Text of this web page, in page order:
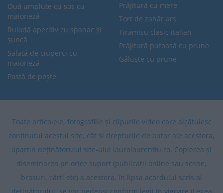
Ouă umplute cu sos cu
maioneză
Ruladă aperitiv cu spanac și
șuncă
Salată de ciuperci cu
maioneză
Pastă de pește
Prăjitură cu mere
Tort de zahăr ars
Tiramisu clasic italian
Prăjitură pufoasă cu prune
Găluște cu prune
Toate articolele, fotografiile și clipurile video care alcătuiesc
conținutul acestui site, cât și drepturile de autor ale acestora,
aparțin deținătorului site-ului lauralaurentiu.ro. Copierea și
diseminarea pe orice suport (publicații online sau scrise,
broșuri, cărți etc) a acestora, în lipsa acordului scris al